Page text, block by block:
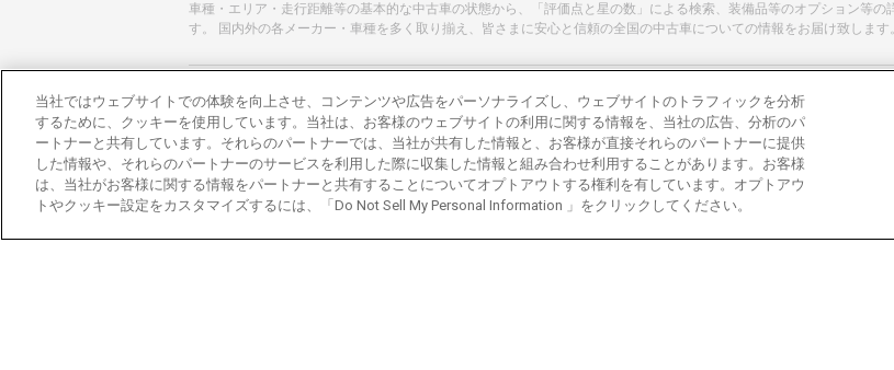
車種・エリア・走行距離等の基本的な中古車の状態から、「評価点と星の数」による検索、装備品等のオプション等
す。 国内外の各メーカー・車種を多く取り揃え、皆さまに安心と信頼の全国の中古車についての情報をお届け致します。
あんしんのクルマ選びはオークネット.jp
オークネット.jpとは？ よくある質問 中古車用語説明
会社概要 利用規約 プライバシーポリシー
当社ではウェブサイトでの体験を向上させ、コンテンツや広告をパーソナライズし、ウェブサイトのトラフィックを分析
するために、クッキーを使用しています。当社は、お客様のウェブサイトの利用に関する情報を、当社の広告、分析のパ
ートナーと共有しています。それらのパートナーでは、当社が共有した情報と、お客様が直接それらのパートナーに提供
した情報や、それらのパートナーのサービスを利用した際に収集した情報と組み合わせ利用することがあります。お客様
は、当社がお客様に関する情報をパートナーと共有することについてオプトアウトする権利を有しています。オプトアウ
トやクッキー設定をカスタマイズするには、「Do Not Sell My Personal Information 」をクリックしてください。